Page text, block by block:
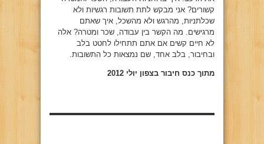
קשורים? אני מבקש לתת תשובות רגשיות ולא
שכלתניות, מהרגש ולא מהשכל, איך שאתם
מרגישים. מה הקשר בין עבודה, שכר ומטרה? אלה
לא חיים קשים אם אתם תתחילו לחטט בלב
ובחיבור, בלב אחד, שם נמצאות כל התשובות.
מתוך כנס חיבור בצפון יולי 2012